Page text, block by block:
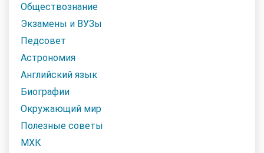
Обществознание
Экзамены и ВУЗы
Педсовет
Астрономия
Английский язык
Биографии
Окружающий мир
Полезные советы
МХК